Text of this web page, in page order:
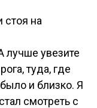
на
лучше увезите
туда, где
и близко. Я
смотреть с